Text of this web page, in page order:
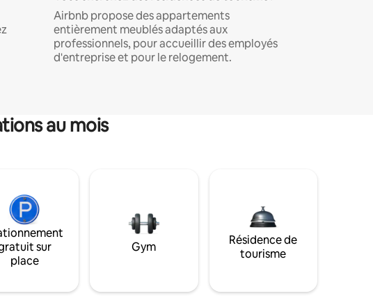
Airbnb propose des appartements
entièrement meublés adaptés aux
professionnels, pour accueillir des employés
d'entreprise et pour le relogement.
au mois
sur
place
Gym
Résidence de
tourisme